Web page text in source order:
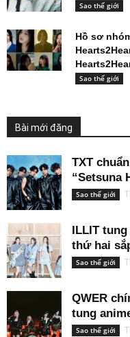
Sao thế giới
Hồ sơ
Sao thế giới
Bài mới đăng
TXT
“Setsuna
Sao thế giới
ILLIT
thứ hai
Sao thế giới
QWER
tung
Sao thế giới